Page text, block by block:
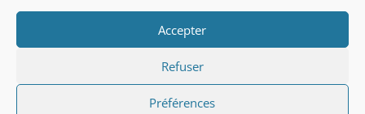
Accepter
Refuser
Préférences
Politique de confidentialité
Mentions légales
Conditions Générales de vente